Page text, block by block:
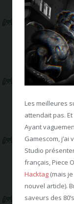
Les meilleures
attendait pas. Et
Ayant
Gamescom,
Studio
français, Piece
Hacktag (mais
nouvel article).
saveurs des